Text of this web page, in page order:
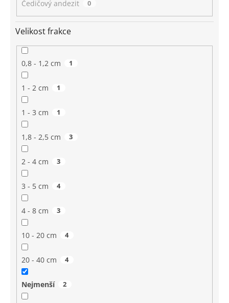
Čedičový andezit 0
Velikost frakce
0,8 - 1,2 cm 1
1 - 2 cm 1
1 - 3 cm 1
1,8 - 2,5 cm 3
2 - 4 cm 3
3 - 5 cm 4
4 - 8 cm 3
10 - 20 cm 4
20 - 40 cm 4
Nejmenší 2